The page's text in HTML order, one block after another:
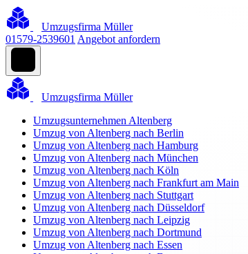
Umzugsfirma Müller
01579-2539601 Angebot anfordern
Umzugsfirma Müller
Umzugsunternehmen Altenberg
Umzug von Altenberg nach Berlin
Umzug von Altenberg nach Hamburg
Umzug von Altenberg nach München
Umzug von Altenberg nach Köln
Umzug von Altenberg nach Frankfurt am Main
Umzug von Altenberg nach Stuttgart
Umzug von Altenberg nach Düsseldorf
Umzug von Altenberg nach Leipzig
Umzug von Altenberg nach Dortmund
Umzug von Altenberg nach Essen